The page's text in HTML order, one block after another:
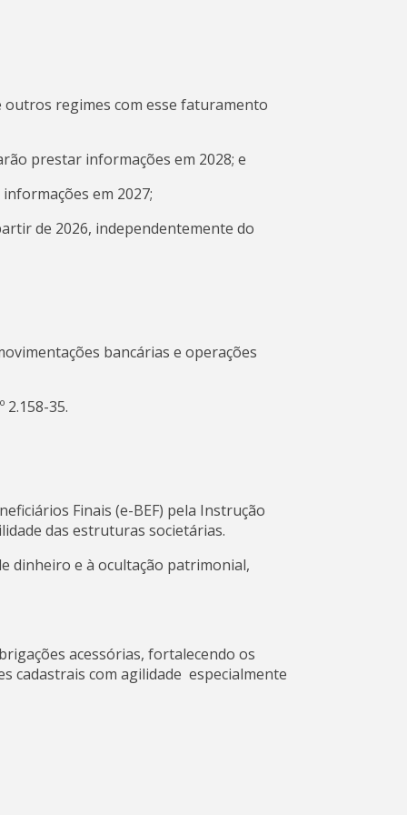
outros regimes com esse faturamento
prestar informações em 2028; e
em 2027;
de 2026, independentemente do
bancárias e operações
35.
Finais (e-BEF) pela Instrução
das estruturas societárias.
dinheiro e à ocultação patrimonial,
acessórias, fortalecendo os
cadastrais com agilidade especialmente